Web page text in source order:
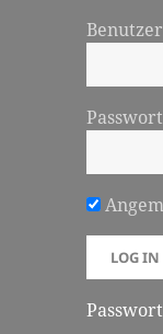
Passwort